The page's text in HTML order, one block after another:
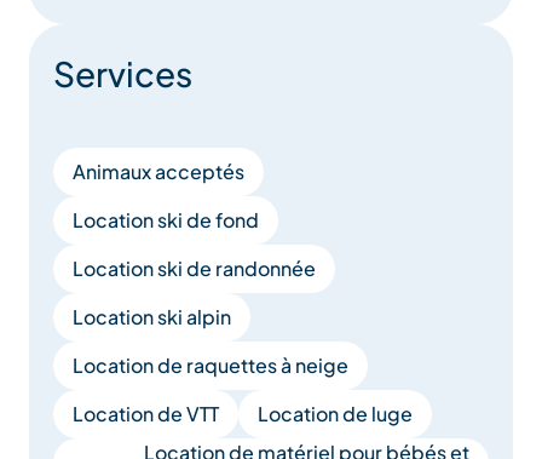
Services
Animaux acceptés
Location ski de fond
Location ski de randonnée
Location ski alpin
Location de raquettes à neige
Location de VTT
Location de luge
Location de matériel pour bébés et